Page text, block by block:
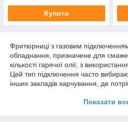
Купити
Фритюрниці з газовим
обладнання, призначене для
кількості гарячої олії, з
Цей тип підключення часто
інших закладів харчування, де
Показати